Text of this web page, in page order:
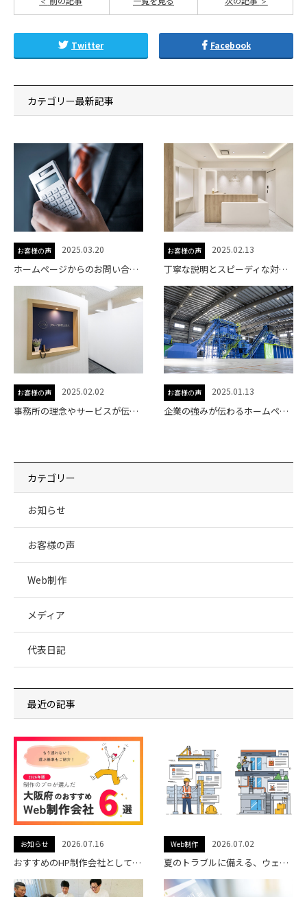
Twitter Facebook
カテゴリー最新記事
お客様の声 2025.03.20
ホームページからのお問い合わせが増加。事務所の強みが伝わるサイトに
お客様の声 2025.02.13
丁寧な説明とスピーディな対応で、安心して任せられるホームページ制作
お客様の声 2025.02.02
事務所の理念やサービスが伝わるホームページになりました。
お客様の声 2025.01.13
企業の強みが伝わるホームページへリニューアル
カテゴリー
お知らせ
お客様の声
Web制作
メディア
代表日記
最近の記事
お知らせ 2026.07.16
おすすめのHP制作会社として名古屋の制作会社・株式会社フォイスに紹介されました。
Web制作 2026.07.02
夏のトラブルに備える、ウェブサイトの「もしも」チェック